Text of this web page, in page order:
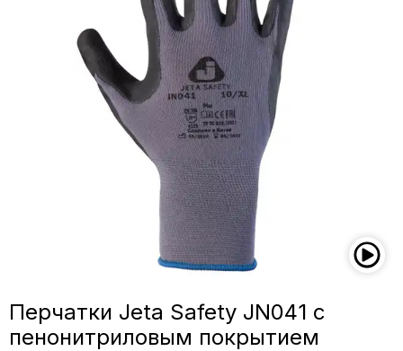
Перчатки Jeta Safety JN041 с
пенонитриловым покрытием